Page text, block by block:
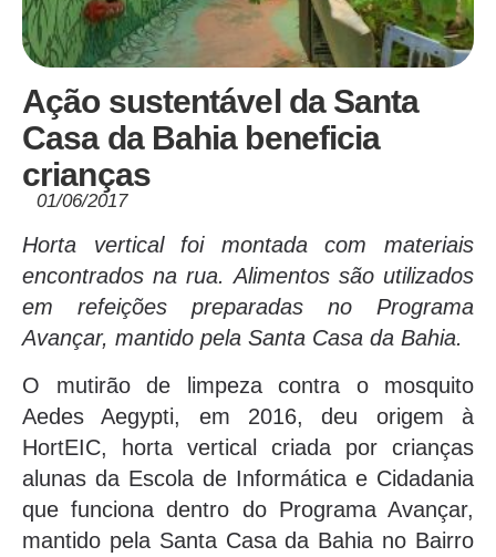
Ação sustentável da Santa
Casa da Bahia beneficia
crianças
01/06/2017
Horta vertical foi montada com materiais
encontrados na rua. Alimentos são utilizados
em refeições preparadas no Programa
Avançar, mantido pela Santa Casa da Bahia.
O mutirão de limpeza contra o mosquito
Aedes Aegypti, em 2016, deu origem à
HortEIC, horta vertical criada por crianças
alunas da Escola de Informática e Cidadania
que funciona dentro do Programa Avançar,
mantido pela Santa Casa da Bahia no Bairro